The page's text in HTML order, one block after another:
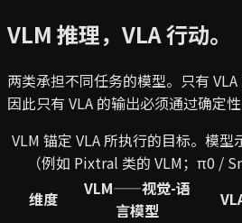
VLM 推理，VLA 行动。
两类承担不同任务的模型。只有
因此只有 VLA 的输出必须通过确定性
VLM 锚定 VLA 所执行的目标。模
（例如 Pixtral 类的 VLM；π0 /
维度
VLM——视觉-语
言模型